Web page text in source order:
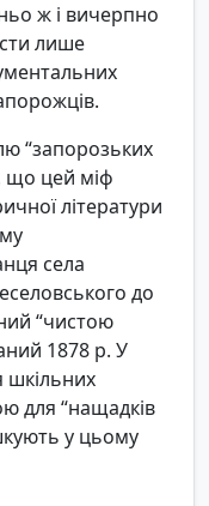
ж і вичерпно
лише
“запорозьких
що цей міф
літератури
села
до
“чистою
1878 р. У
шкільних
для “нащадків
у цьому